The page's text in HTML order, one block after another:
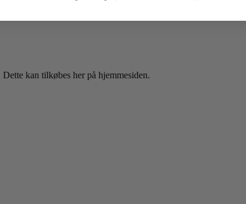
kan tilkøbes her på hjemmesiden.